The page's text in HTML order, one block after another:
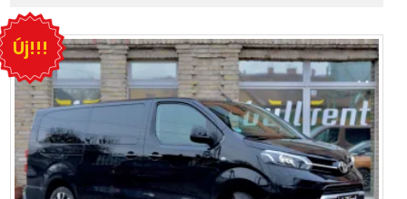
Új!!!